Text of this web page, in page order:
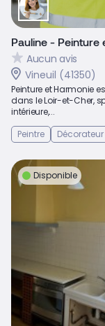
Pauline - Peinture
Aucun avis
Vineuil (41350)
Peinture et Harmonie
dans le Loir-et-Cher,
intérieure,...
Peintre
Disponible